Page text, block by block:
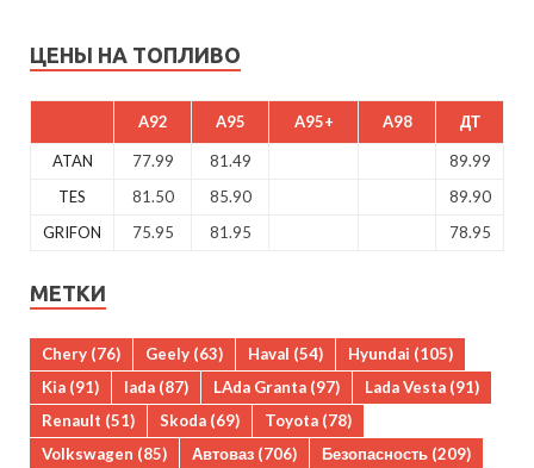
ЦЕНЫ НА ТОПЛИВО
A92 A95 A95+ A98 ДТ
ATAN 77.99 81.49
89.99
TES
81.50 85.90
89.90
GRIFON
75.95 81.95 78.95
МЕТКИ
Chery (76) Geely (63) Haval (54) Hyundai (105)
Kia (91) lada (87) LAda Granta (97) Lada Vesta (91)
Renault (51) Skoda (69) Toyota (78)
Volkswagen (85) Автоваз (706) Безопасность (209)